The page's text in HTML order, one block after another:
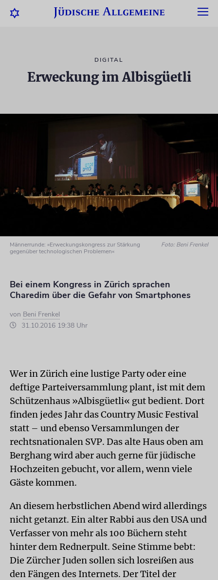
DIGITAL
Erweckung im Albisgüetli
Männerrunde: »Erweckungskongress zur Stärkung
gegenüber technologischen Problemen«
Foto: Beni Frenkel
Bei einem Kongress in Zürich sprachen
Charedim über die Gefahr von Smartphones
von Beni Frenkel
31.10.2016 19:38 Uhr
Wer in Zürich eine lustige Party oder eine
deftige Parteiversammlung plant, ist mit dem
Schützenhaus »Albisgüetli« gut bedient. Dort
finden jedes Jahr das Country Music Festival
statt – und ebenso Versammlungen der
rechtsnationalen SVP. Das alte Haus oben am
Berghang wird aber auch gerne für jüdische
Hochzeiten gebucht, vor allem, wenn viele
Gäste kommen.
An diesem herbstlichen Abend wird allerdings
nicht getanzt. Ein alter Rabbi aus den USA und
Verfasser von mehr als 100 Büchern steht
hinter dem Rednerpult. Seine Stimme bebt:
Die Zürcher Juden sollen sich losreißen aus
den Fängen des Internets. Der Titel der